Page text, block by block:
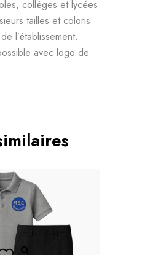
collèges et lycées
tailles et coloris
l’établissement.
avec logo de